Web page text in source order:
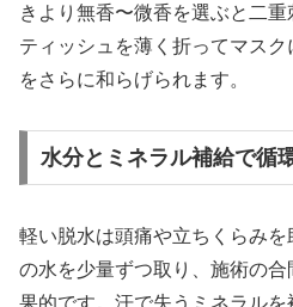
きより無香〜微香を選ぶと二重
ティッシュを薄く折ってマス
をさらに和らげられます。
水分とミネラル補給で循
軽い脱水は頭痛や立ちくらみ
の水を少量ずつ取り、施術の